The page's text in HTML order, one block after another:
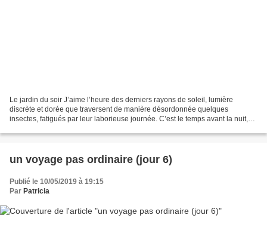
Le jardin du soir J’aime l’heure des derniers rayons de soleil, lumière
discrète et dorée que traversent de manière désordonnée quelques
insectes, fatigués par leur laborieuse journée. C’est le temps avant la nuit,
un voyage pas ordinaire (jour 6)
Publié le 10/05/2019 à 19:15
Par Patricia